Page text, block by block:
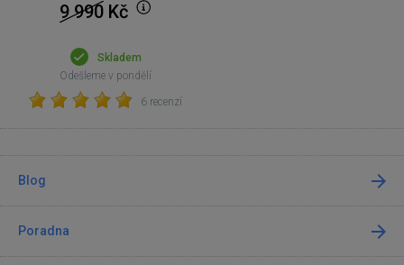
9 990 Kč
Skladem
Odešleme v pondělí
6 recenzí
Blog
Poradna